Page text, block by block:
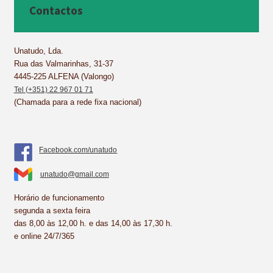
b
o
k
e
e
s
t
I
p
Contactos
Unatudo, Lda.
Rua das Valmarinhas, 31-37
4445-225 ALFENA (Valongo)
Tel (+351) 22 967 01 71
(Chamada para a rede fixa nacional)
Facebook.com/unatudo
unatudo@gmail.com
Horário de funcionamento
segunda a sexta feira
das 8,00 às 12,00 h. e das 14,00 às 17,30 h.
e online 24/7/365